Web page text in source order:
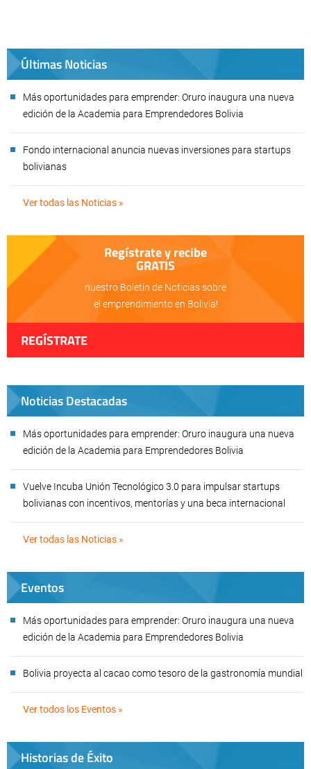
Últimas Noticias
Más oportunidades para emprender: Oruro inaugura una nueva
edición de la Academia para Emprendedores Bolivia
Fondo internacional anuncia nuevas inversiones para startups
bolivianas
Ver todas las Noticias »
Regístrate y recibe
GRATIS
nuestro Boletín de Noticias sobre
el emprendimiento en Bolivia!
REGÍSTRATE
Noticias Destacadas
Más oportunidades para emprender: Oruro inaugura una nueva
edición de la Academia para Emprendedores Bolivia
Vuelve Incuba Unión Tecnológico 3.0 para impulsar startups
bolivianas con incentivos, mentorías y una beca internacional
Ver todas las Noticias »
Eventos
Más oportunidades para emprender: Oruro inaugura una nueva
edición de la Academia para Emprendedores Bolivia
Bolivia proyecta al cacao como tesoro de la gastronomía mundial
Ver todos los Eventos »
Historias de Éxito